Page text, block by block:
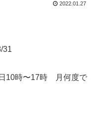
2022.01.27
31
10時〜17時 月何度で